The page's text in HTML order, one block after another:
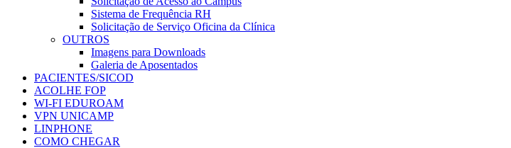
Sistema de Frequência RH
Solicitação de Serviço Oficina da Clínica
OUTROS
Imagens para Downloads
Galeria de Aposentados
PACIENTES/SICOD
ACOLHE FOP
WI-FI EDUROAM
VPN UNICAMP
LINPHONE
COMO CHEGAR